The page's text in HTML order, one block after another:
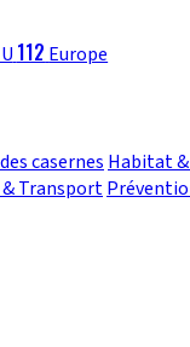
112 Europe
casernes Habitat
Transport